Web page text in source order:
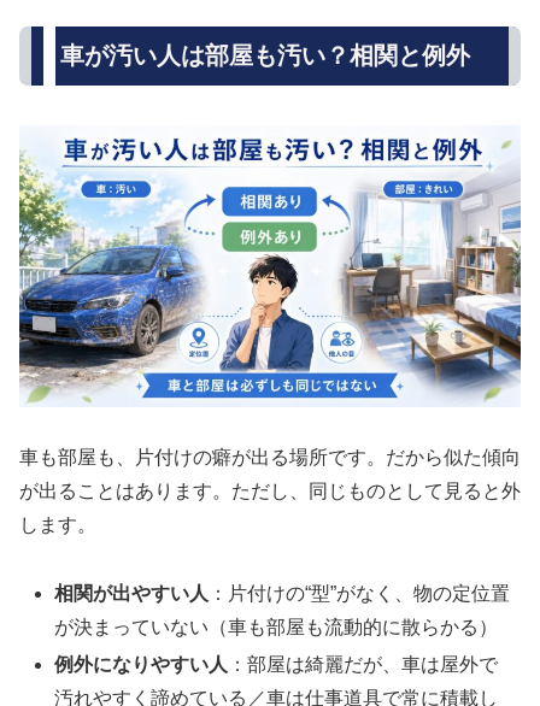
車が汚い人は部屋も汚い？相関と例外
車も部屋も、片付けの癖が出る場所です。だから似た傾向
が出ることはあります。ただし、同じものとして見ると外
します。
相関が出やすい人 ：片付けの“型”がなく、物の定位置
が決まっていない（車も部屋も流動的に散らかる）
例外になりやすい人 ：部屋は綺麗だが、車は屋外で
汚れやすく諦めている／車は仕事道具で常に積載し